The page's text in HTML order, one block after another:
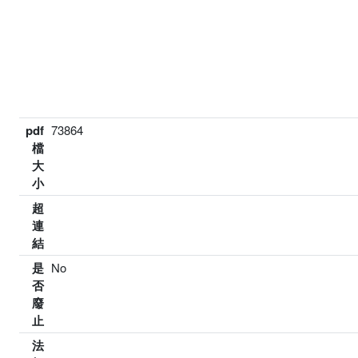
pdf
檔
大
小
73864
超
連
結
是
否
廢
止
No
法